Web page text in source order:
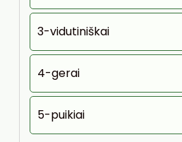
3-vidutiniškai
4-gerai
5-puikiai